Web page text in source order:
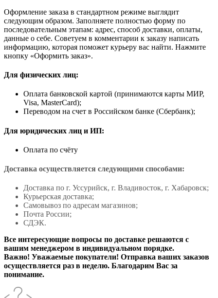
Оформление заказа в стандартном режиме выглядит
следующим образом. Заполняете полностью форму по
последовательным этапам: адрес, способ доставки, оплаты,
данные о себе. Советуем в комментарии к заказу написать
информацию, которая поможет курьеру вас найти. Нажмите
кнопку «Оформить заказ».
Для физических лиц:
Оплата банковской картой (принимаются карты МИР,
Visa, MasterCard);
Переводом на счет в Российском банке (Сбербанк);
Для юридических лиц и ИП:
Оплата по счёту
Доставка осуществляется следующими способами:
Доставка по г. Уссурийск, г. Владивосток, г. Хабаровск;
Курьерская доставка;
Самовывоз по адресам магазинов;
Почта России;
СДЭК.
Все интересующие вопросы по доставке решаются с
вашим менеджером в индивидуальном порядке.
Важно! Уважаемые покупатели! Отправка ваших заказов
осуществляется раз в неделю. Благодарим Вас за
понимание.